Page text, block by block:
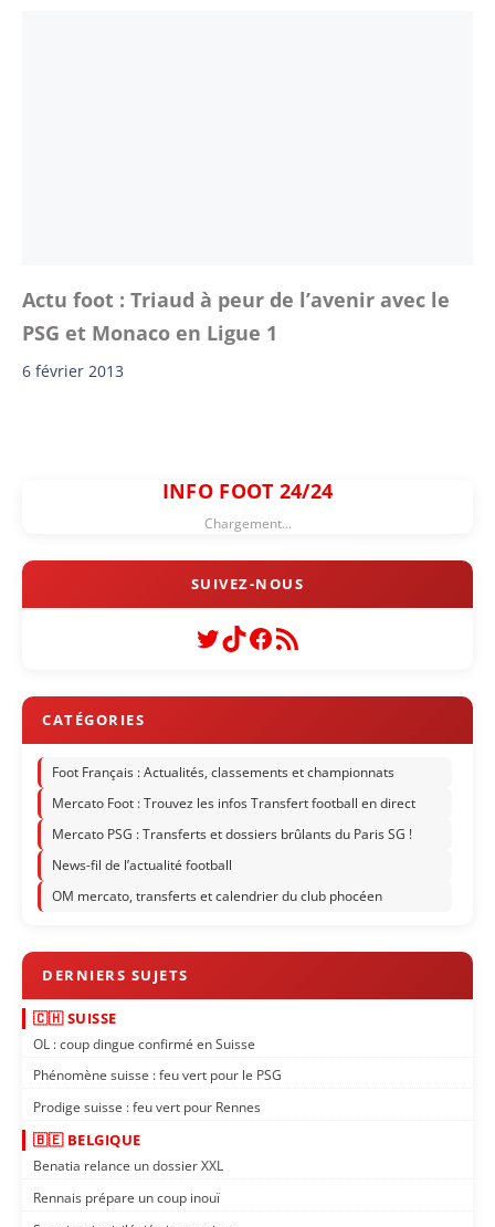
Actu foot : Triaud à peur de l’avenir avec le
PSG et Monaco en Ligue 1
6 février 2013
INFO FOOT 24/24
Chargement...
Twitter
TikTok
Facebook
Flux RSS
Foot Français : Actualités, classements et championnats
Mercato Foot : Trouvez les infos Transfert football en direct
Mercato PSG : Transferts et dossiers brûlants du Paris SG !
News-fil de l’actualité football
OM mercato, transferts et calendrier du club phocéen
🇨🇭 SUISSE
OL : coup dingue confirmé en Suisse
Phénomène suisse : feu vert pour le PSG
Prodige suisse : feu vert pour Rennes
🇧🇪 BELGIQUE
Benatia relance un dossier XXL
Rennais prépare un coup inouï